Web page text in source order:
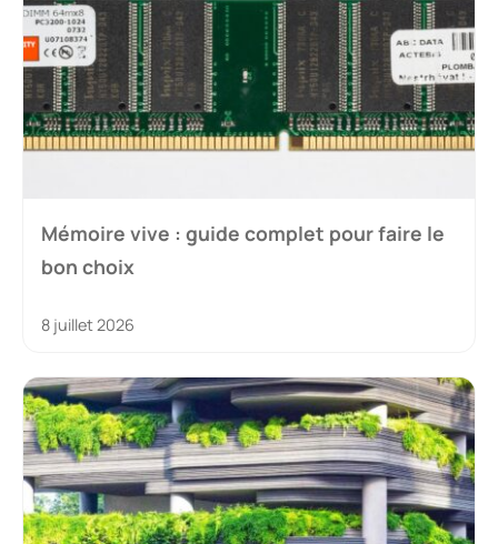
Mémoire vive : guide complet pour faire le
bon choix
8 juillet 2026